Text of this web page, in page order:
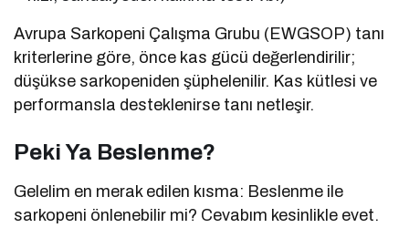
Avrupa Sarkopeni Çalışma Grubu (EWGSOP) tanı
kriterlerine göre, önce kas gücü değerlendirilir;
düşükse sarkopeniden şüphelenilir. Kas kütlesi ve
performansla desteklenirse tanı netleşir.
Peki Ya Beslenme?
Gelelim en merak edilen kısma: Beslenme ile
sarkopeni önlenebilir mi? Cevabım kesinlikle evet.